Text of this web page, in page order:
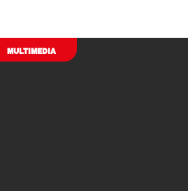
MULTIMEDIA